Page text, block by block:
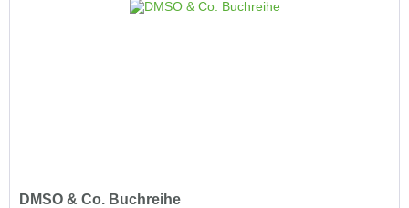
DMSO & Co. Buchreihe